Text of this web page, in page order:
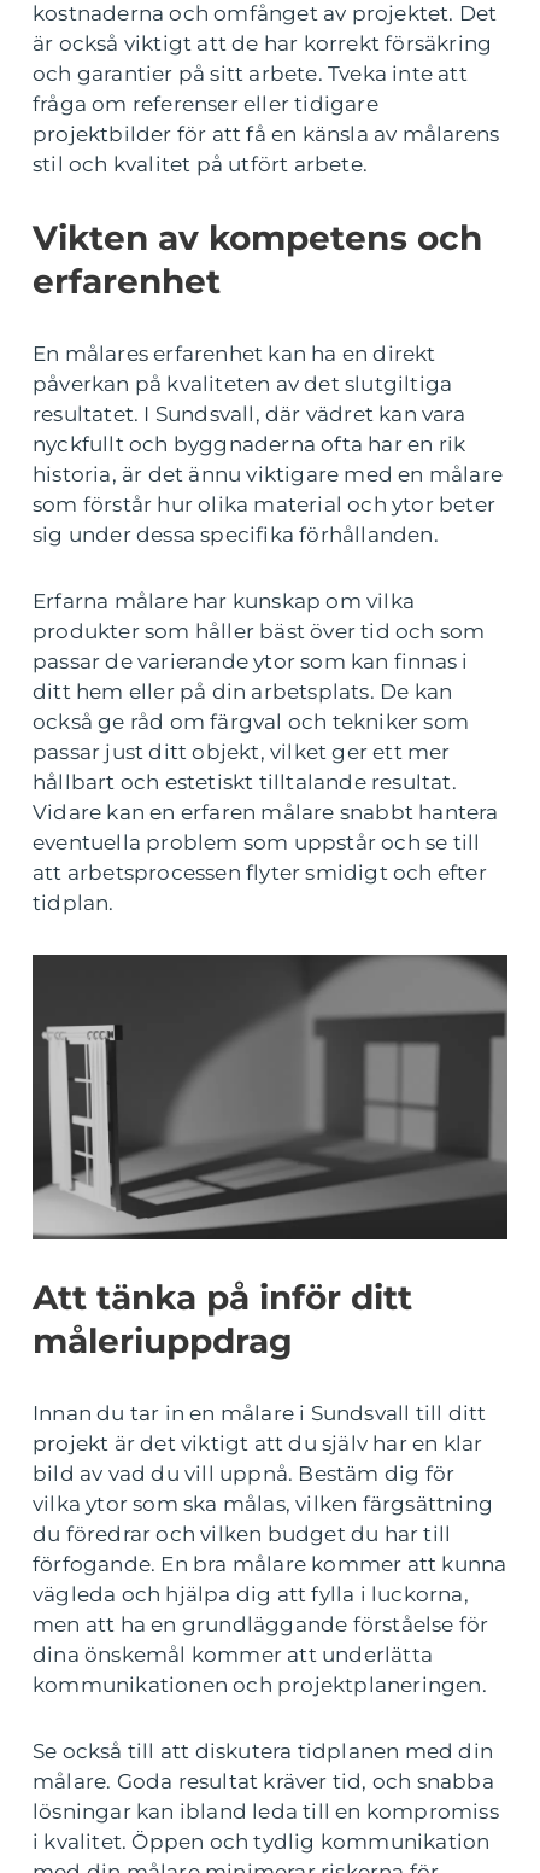
kostnaderna och omfånget av projektet. Det
är också viktigt att de har korrekt försäkring
och garantier på sitt arbete. Tveka inte att
fråga om referenser eller tidigare
projektbilder för att få en känsla av målarens
stil och kvalitet på utfört arbete.
Vikten av kompetens och
erfarenhet
En målares erfarenhet kan ha en direkt
påverkan på kvaliteten av det slutgiltiga
resultatet. I Sundsvall, där vädret kan vara
nyckfullt och byggnaderna ofta har en rik
historia, är det ännu viktigare med en målare
som förstår hur olika material och ytor beter
sig under dessa specifika förhållanden.
Erfarna målare har kunskap om vilka
produkter som håller bäst över tid och som
passar de varierande ytor som kan finnas i
ditt hem eller på din arbetsplats. De kan
också ge råd om färgval och tekniker som
passar just ditt objekt, vilket ger ett mer
hållbart och estetiskt tilltalande resultat.
Vidare kan en erfaren målare snabbt hantera
eventuella problem som uppstår och se till
att arbetsprocessen flyter smidigt och efter
tidplan.
Att tänka på inför ditt
måleriuppdrag
Innan du tar in en målare i Sundsvall till ditt
projekt är det viktigt att du själv har en klar
bild av vad du vill uppnå. Bestäm dig för
vilka ytor som ska målas, vilken färgsättning
du föredrar och vilken budget du har till
förfogande. En bra målare kommer att kunna
vägleda och hjälpa dig att fylla i luckorna,
men att ha en grundläggande förståelse för
dina önskemål kommer att underlätta
kommunikationen och projektplaneringen.
Se också till att diskutera tidplanen med din
målare. Goda resultat kräver tid, och snabba
lösningar kan ibland leda till en kompromiss
i kvalitet. Öppen och tydlig kommunikation